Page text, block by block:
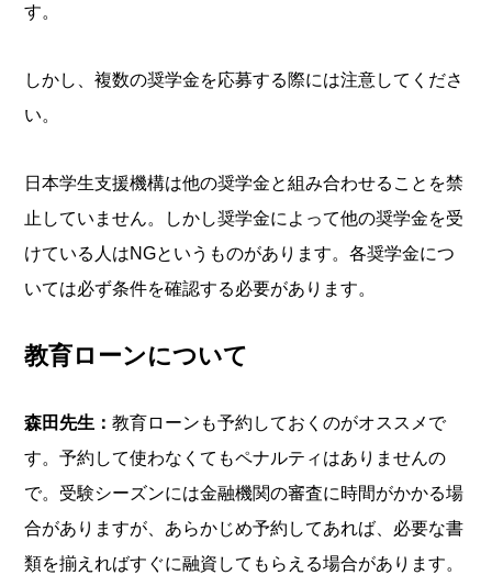
す。
しかし、複数の奨学金を応募する際には注意してくださ
い。
日本学生支援機構は他の奨学金と組み合わせることを禁
止していません。しかし奨学金によって他の奨学金を受
けている人はNGというものがあります。各奨学金につ
いては必ず条件を確認する必要があります。
教育ローンについて
森田先生：教育ローンも予約しておくのがオススメで
す。予約して使わなくてもペナルティはありませんの
で。受験シーズンには金融機関の審査に時間がかかる場
合がありますが、あらかじめ予約してあれば、必要な書
類を揃えればすぐに融資してもらえる場合があります。